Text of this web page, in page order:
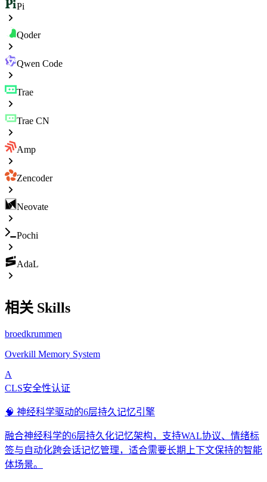
Pi
Qoder
Qwen Code
Trae
Trae CN
Amp
Zencoder
Neovate
Pochi
AdaL
相关 Skills
broedkrummen
Overkill Memory System
A
CLS安全性认证
🧠 神经科学驱动的6层持久记忆引擎
融合神经科学的6层持久化记忆架构，支持WAL协议、情绪标
签与自动化跨会话记忆管理，适合需要长期上下文保持的智能
体场景。